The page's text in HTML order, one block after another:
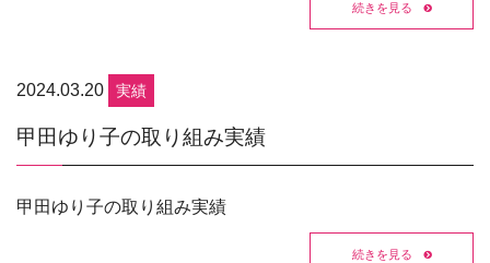
続きを見る
2024.03.20 実績
甲田ゆり子の取り組み実績
甲田ゆり子の取り組み実績
続きを見る